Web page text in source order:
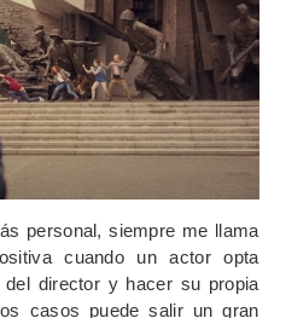
personal, siempre me llama
cuando un actor opta
director y hacer su propia
casos puede salir un gran